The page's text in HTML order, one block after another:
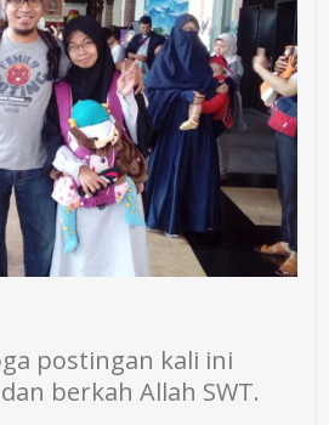
postingan kali ini
berkah Allah SWT.